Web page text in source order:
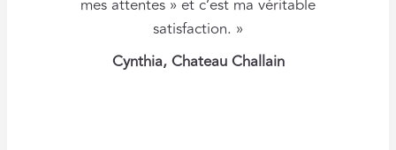
mes attentes » et c’est ma véritable
satisfaction. »
Cynthia, Chateau Challain